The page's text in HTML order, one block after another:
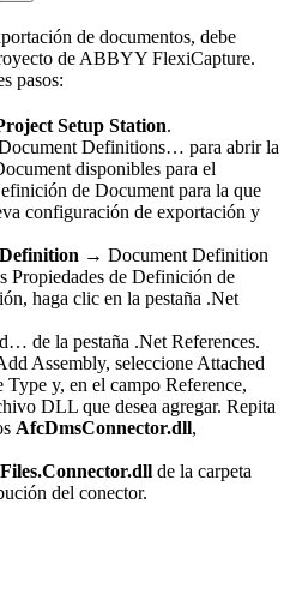
de documentos, debe
de ABBYY FlexiCapture.
pasos:
Setup Station.
Definitions… para abrir la
disponibles para el
de Document para la que
configuración de exportación y
→ Document Definition
Propiedades de Definición de
haga clic en la pestaña .Net
de la pestaña .Net References.
Assembly, seleccione Attached
y, en el campo Reference,
DLL que desea agregar. Repita
AfcDmsConnector.dll,
de la carpeta
del conector.